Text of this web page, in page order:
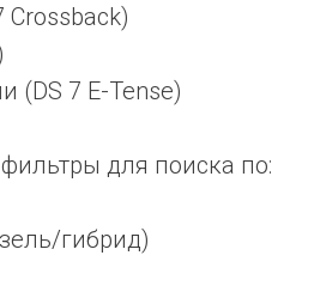
7 E-Tense)
для поиска по:
гибрид)